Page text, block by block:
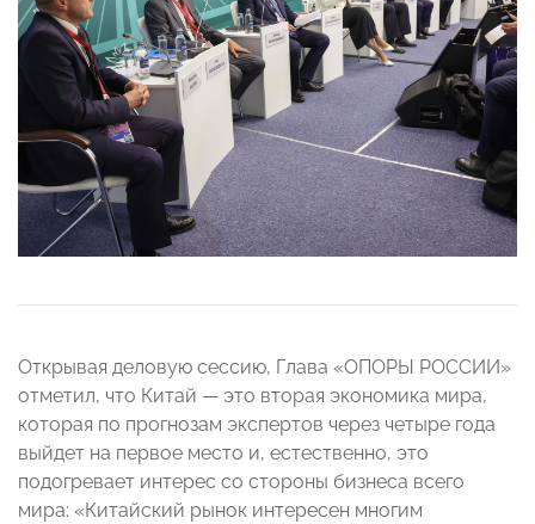
Открывая деловую сессию, Глава «ОПОРЫ РОССИИ»
отметил, что Китай — это вторая экономика мира,
которая по прогнозам экспертов через четыре года
выйдет на первое место и, естественно, это
подогревает интерес со стороны бизнеса всего
мира: «Китайский рынок интересен многим